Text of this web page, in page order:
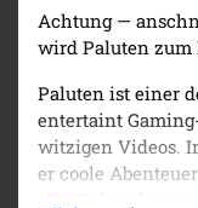
Achtung —
wird Paluten zum
Paluten ist einer
entertaint
witzigen Videos.
er coole